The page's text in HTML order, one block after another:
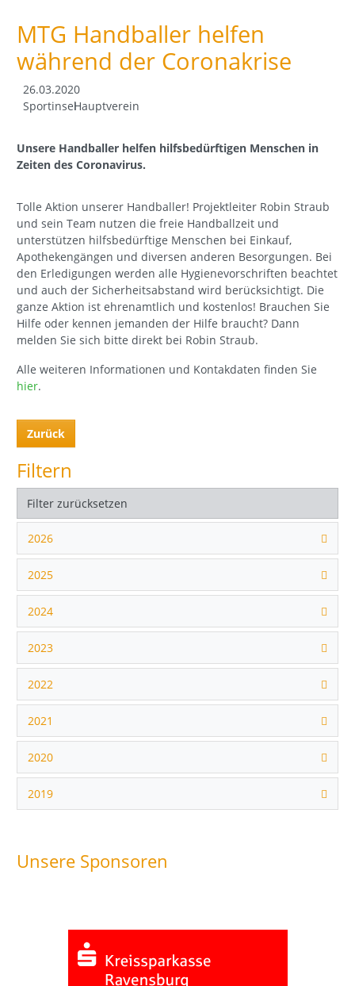
MTG Handballer helfen
während der Coronakrise
26.03.2020
SportinselHauptverein
Unsere Handballer helfen hilfsbedürftigen Menschen in
Zeiten des Coronavirus.
Tolle Aktion unserer Handballer! Projektleiter Robin Straub
und sein Team nutzen die freie Handballzeit und
unterstützen hilfsbedürftige Menschen bei Einkauf,
Apothekengängen und diversen anderen Besorgungen. Bei
den Erledigungen werden alle Hygienevorschriften beachtet
und auch der Sicherheitsabstand wird berücksichtigt. Die
ganze Aktion ist ehrenamtlich und kostenlos! Brauchen Sie
Hilfe oder kennen jemanden der Hilfe braucht? Dann
melden Sie sich bitte direkt bei Robin Straub.
Alle weiteren Informationen und Kontakdaten finden Sie
hier.
Zurück
Filtern
Filter zurücksetzen
2026
2025
2024
2023
2022
2021
2020
2019
Unsere Sponsoren